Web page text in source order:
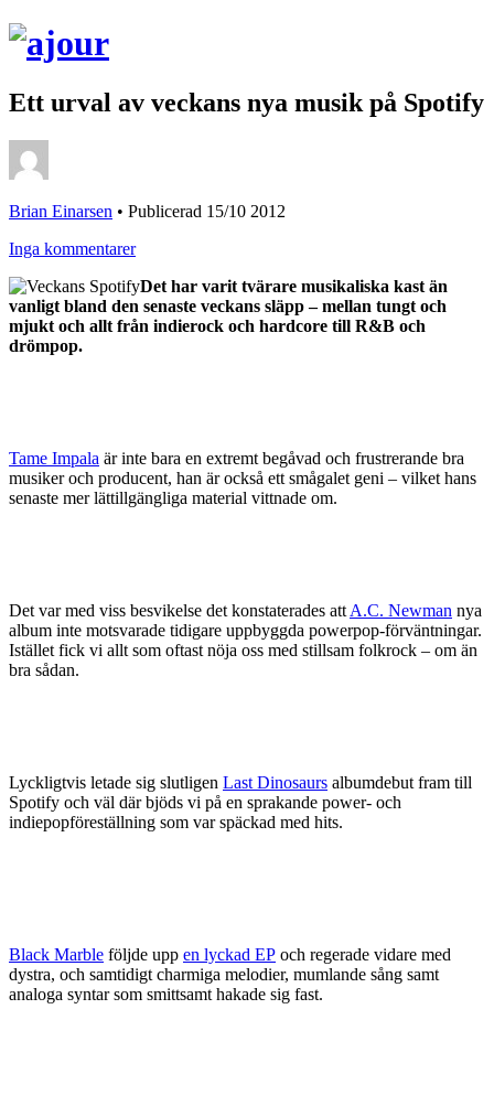
Ett urval av veckans nya musik på Spotify
Brian Einarsen • Publicerad 15/10 2012
Inga kommentarer
Det har varit tvärare musikaliska kast än
vanligt bland den senaste veckans släpp – mellan tungt och
mjukt och allt från indierock och hardcore till R&B och
drömpop.
Tame Impala är inte bara en extremt begåvad och frustrerande bra
musiker och producent, han är också ett smågalet geni – vilket hans
senaste mer lättillgängliga material vittnade om.
Det var med viss besvikelse det konstaterades att A.C. Newman nya
album inte motsvarade tidigare uppbyggda powerpop-förväntningar.
Istället fick vi allt som oftast nöja oss med stillsam folkrock – om än
bra sådan.
Lyckligtvis letade sig slutligen Last Dinosaurs albumdebut fram till
Spotify och väl där bjöds vi på en sprakande power- och
indiepopföreställning som var späckad med hits.
Black Marble följde upp en lyckad EP och regerade vidare med
dystra, och samtidigt charmiga melodier, mumlande sång samt
analoga syntar som smittsamt hakade sig fast.